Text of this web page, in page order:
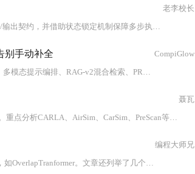
，并借助状态锁定机制保障多步执行中的一致性与原子性。
老李校长
别手动补全
示编排、RAG-v2混合检索、PR双模审查及团队知识图谱构建等核心技术。重点介绍智能代码生成、
CompiGlow
态、云成本控制、传感器仿真精度、场景复杂度支持及长期兼容性等方面的表现，并提出四象限评估法和5
聂瓦
回环检测是机器人识别曾到过场景的能力，在SLAM建图中用于修正累积误差。方法包括描述子法和深度学习模型，如OverlapTranformer。文章还列举了几个自动驾驶相关数据集，如KITTI和Oxford，用于评测计算机视觉技术。
编程大师兄